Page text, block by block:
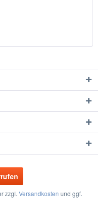
zzgl. Versandkosten und ggf.